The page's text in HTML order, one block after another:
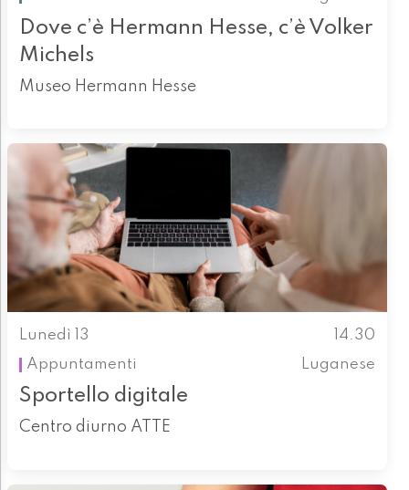
Dove c’è Hermann Hesse, c’è Volker
Michels
Museo Hermann Hesse
Lunedì 13
14.30
Appuntamenti
Luganese
Sportello digitale
Centro diurno ATTE